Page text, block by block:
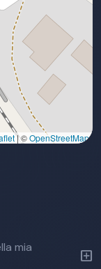
|©OpenStreetMap
mia